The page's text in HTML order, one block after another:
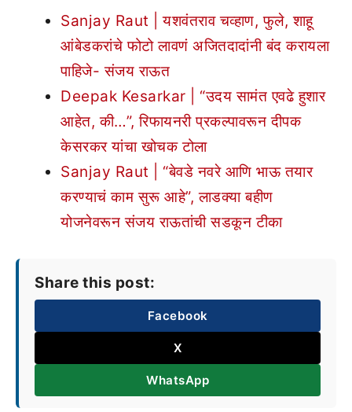
Sanjay Raut | यशवंतराव चव्हाण, फुले, शाहू
आंबेडकरांचे फोटो लावणं अजितदादांनी बंद करायला
पाहिजे- संजय राऊत
Deepak Kesarkar | “उदय सामंत एवढे हुशार
आहेत, की…”, रिफायनरी प्रकल्पावरून दीपक
केसरकर यांचा खोचक टोला
Sanjay Raut | “बेवडे नवरे आणि भाऊ तयार
करण्याचं काम सुरू आहे”, लाडक्या बहीण
योजनेवरून संजय राऊतांची सडकून टीका
Share this post:
Facebook
X
WhatsApp